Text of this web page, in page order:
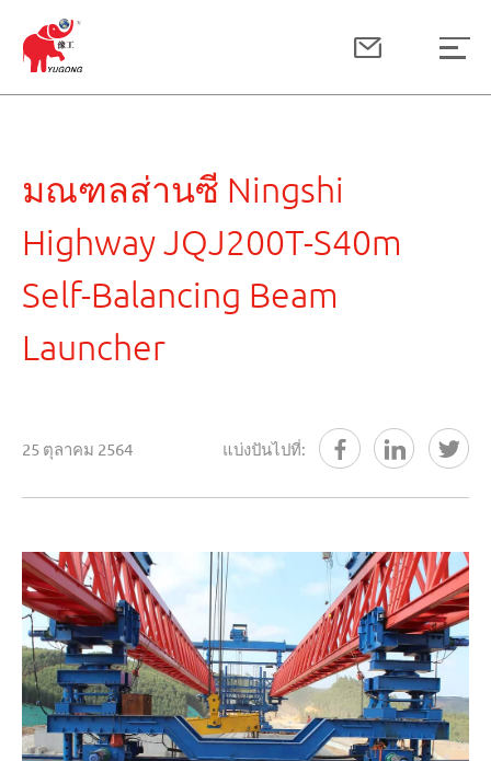
มณฑลส่านซี Ningshi
Highway JQJ200T-S40m
Self-Balancing Beam
Launcher
25 ตุลาคม 2564 แบ่งปันไปที่: